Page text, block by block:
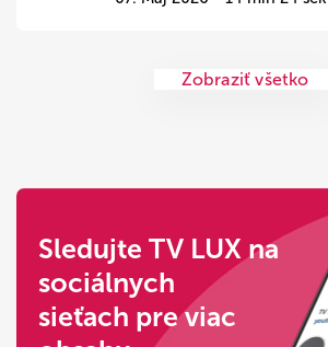
Zobraziť všetko
Sledujte TV LUX na
sociálnych
sieťach pre viac